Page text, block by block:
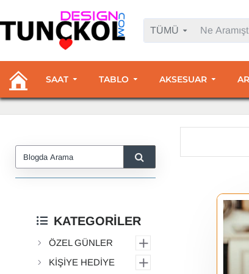
TÜMÜ
SAAT TABLO AKSESUAR
KATEGORİLER
ÖZEL GÜNLER
KİŞİYE HEDİYE